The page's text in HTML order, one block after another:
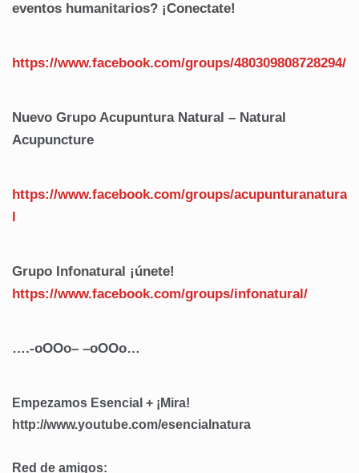
eventos humanitarios? ¡Conectate!
https://www.facebook.com/groups/480309808728294/
Nuevo Grupo Acupuntura Natural – Natural
Acupuncture
https://www.facebook.com/groups/acupunturanatura
Grupo Infonatural ¡únete!
https://www.facebook.com/groups/infonatural/
….-oOOo– –oOOo…
Empezamos Esencial + ¡Mira!
http://www.youtube.com/esencialnatura
Red de amigos: